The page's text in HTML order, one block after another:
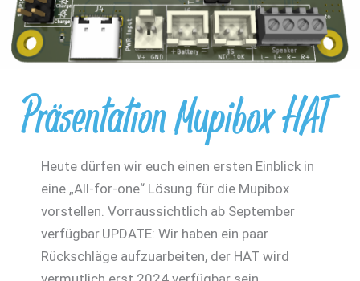
Präsentation Mupibox HAT
Heute dürfen wir euch einen ersten Einblick in
eine „All-for-one“ Lösung für die Mupibox
vorstellen. Vorraussichtlich ab September
verfügbar.UPDATE: Wir haben ein paar
Rückschläge aufzuarbeiten, der HAT wird